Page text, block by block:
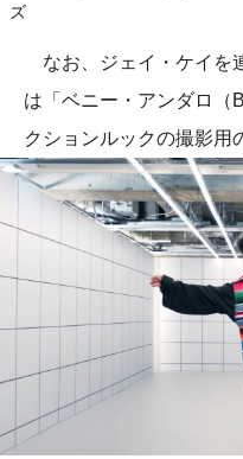
ズ
なお、ジェイ・ケイを
は「ベニー・アンダロ（
クションルックの撮影用